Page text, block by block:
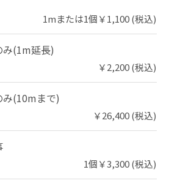
1mまたは1個￥1,100 (税込)
み(1m延長)
￥2,200 (税込)
み(10mまで)
￥26,400 (税込)
1個￥3,300 (税込)